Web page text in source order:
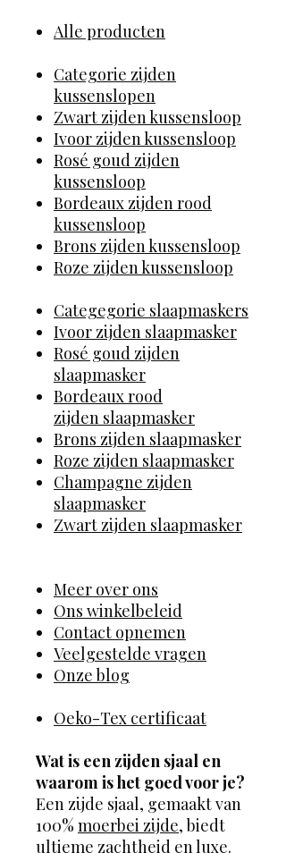
Alle producten
Categorie zijden
kussenslopen
Zwart zijden kussensloop
Ivoor zijden kussensloop
Rosé goud zijden
kussensloop
Bordeaux zijden rood
kussensloop
Brons zijden kussensloop
Roze zijden kussensloop
Categegorie slaapmaskers
Ivoor zijden slaapmasker
Rosé goud zijden
slaapmasker
Bordeaux rood
zijden slaapmasker
Brons zijden slaapmasker
Roze zijden slaapmasker
Champagne zijden
slaapmasker
Zwart zijden slaapmasker
Meer over ons
Ons winkelbeleid
Contact opnemen
Veelgestelde vragen
Onze blog
Oeko-Tex certificaat
Wat is een zijden sjaal en
waarom is het goed voor je?
Een zijde sjaal, gemaakt van
100% moerbei zijde,biedt
ultieme zachtheid en luxe.